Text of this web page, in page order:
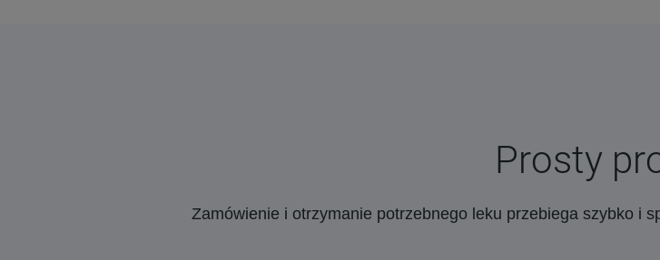
Prosty
Zamówienie i otrzymanie potrzebnego leku przebiega szybko i